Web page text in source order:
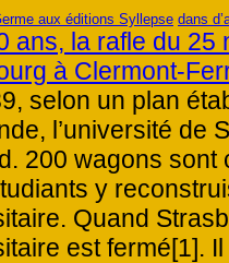
aux éditions Syllepse dans
ans, la rafle du 25
à Clermont-
selon un plan
l’université de
200 wagons sont
y
Quand
est fermé[1].